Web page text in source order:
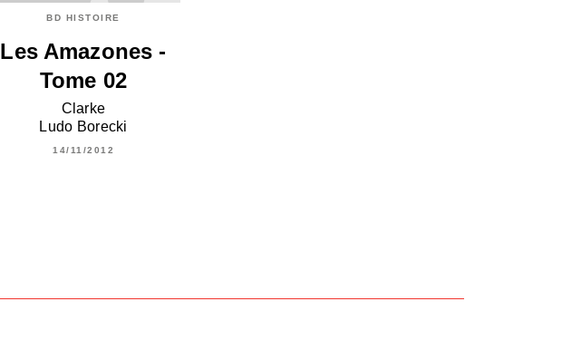
BD HISTOIRE
Les Amazones -
Tome 02
Clarke
Ludo Borecki
14/11/2012